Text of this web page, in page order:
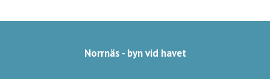
Norrnäs - byn vid havet